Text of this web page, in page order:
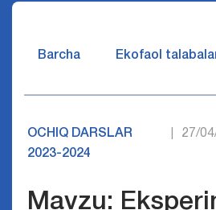
Barcha Ekofaol
OCHIQ DARSLAR
2023-2024
27/
Mavzu: